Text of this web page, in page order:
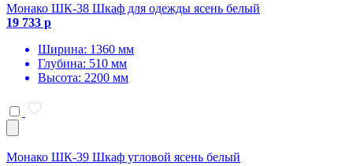
Монако ШК-38 Шкаф для одежды ясень белый
19 733 р
Ширина: 1360 мм
Глубина: 510 мм
Высота: 2200 мм
Монако ШК-39 Шкаф угловой ясень белый